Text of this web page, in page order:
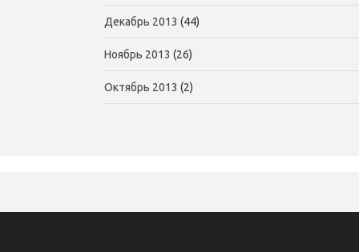
Декабрь 2013 (44)
Ноябрь 2013 (26)
Октябрь 2013 (2)